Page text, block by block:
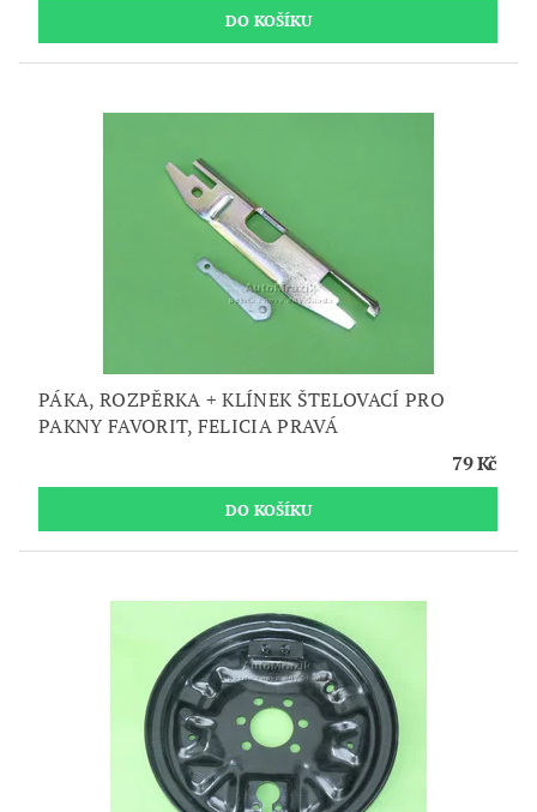
PÁKA, ROZPĚRKA + KLÍNEK ŠTELOVACÍ PRO
PAKNY FAVORIT, FELICIA PRAVÁ
79 Kč